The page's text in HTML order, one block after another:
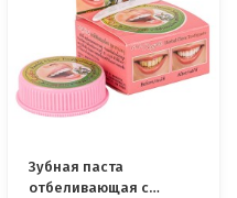
Зубная паста
отбеливающая с